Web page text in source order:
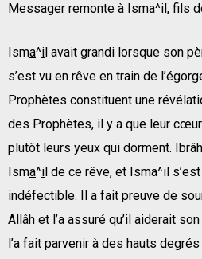
Messager remonte à Isma^il, fils
Isma^il avait grandi lorsque son
s’est vu en rêve en train de
Prophètes constituent une
des Prophètes, il y a que leur
plutôt leurs yeux qui dorment.
Isma^il de ce rêve, et Isma^il
indéfectible. Il a fait preuve de
Allâh et l’a assuré qu’il aiderait
l’a fait parvenir à des hauts